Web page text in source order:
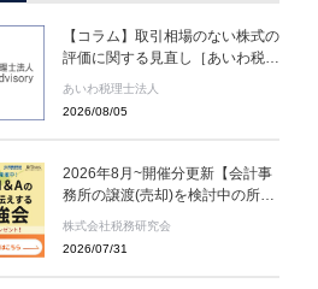
【コラム】取引相場のない株式の
評価に関する見直し［あいわ税理
士法人 コラム］
あいわ税理士法人
2026/08/05
2026年8月~開催分更新【会計事
務所の譲渡(売却)を検討中の所長
様へ】会計事務所M＆Aの最新動
株式会社税務研究会
2026/07/31